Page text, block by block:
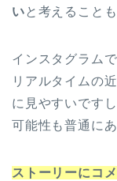
い と考えること
インスタグラム
リアルタイムの
に見やすいです
可能性も普通にあ
ストーリーにコ